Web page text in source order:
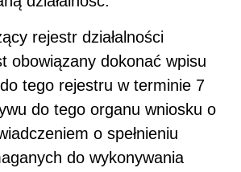
rejestr działalności
obowiązany dokonać wpisu
tego rejestru w terminie 7
do tego organu wniosku o
o spełnieniu
do wykonywania